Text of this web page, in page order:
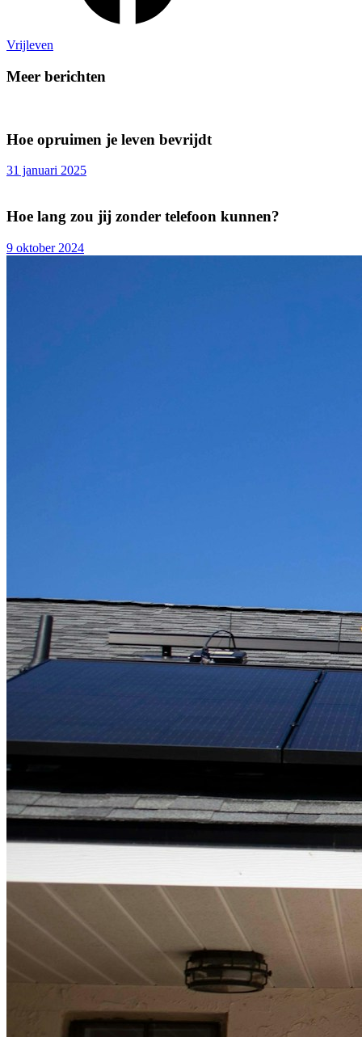
Vrijleven
Meer berichten
Hoe opruimen je leven bevrijdt
31 januari 2025
Hoe lang zou jij zonder telefoon kunnen?
9 oktober 2024